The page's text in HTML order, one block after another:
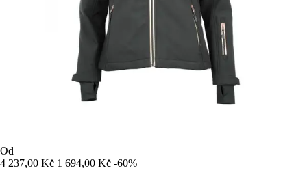
Od
4 237,00 Kč 1 694,00 Kč -60%